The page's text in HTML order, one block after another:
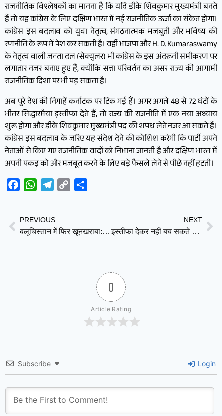
राजनीतिक विश्लेषकों का मानना है कि यदि डीके शिवकुमार मुख्यमंत्री बनते
हैं तो यह कांग्रेस के लिए दक्षिण भारत में नई राजनीतिक ऊर्जा का संकेत होगा।
कांग्रेस इस बदलाव को युवा नेतृत्व, संगठनात्मक मजबूती और भविष्य की
रणनीति के रूप में पेश कर सकती है। वहीं भाजपा और H. D. Kumaraswamy
के नेतृत्व वाली जनता दल (सेक्युलर) भी कांग्रेस के इस अंदरूनी समीकरण पर
लगातार नजर बनाए हुए हैं, क्योंकि सत्ता परिवर्तन का असर राज्य की आगामी
राजनीतिक दिशा पर भी पड़ सकता है।
अब पूरे देश की निगाहें कर्नाटक पर टिक गई हैं। अगर अगले 48 से 72 घंटों के
भीतर सिद्धारमैया इस्तीफा देते हैं, तो राज्य की राजनीति में एक नया अध्याय
शुरू होगा और डीके शिवकुमार मुख्यमंत्री पद की शपथ लेते नजर आ सकते हैं।
कांग्रेस इस बदलाव के जरिए यह संदेश देने की कोशिश करेगी कि पार्टी अपने
नेताओं से किए गए राजनीतिक वादों को निभाना जानती है और दक्षिण भारत में
अपनी पकड़ को और मजबूत करने के लिए बड़े फैसले लेने से पीछे नहीं हटती।
FacebookWhatsAppTelegram
Copy
PREVIOUS
बलूचिस्तान में फिर खूनखराबा: ट्रेन ब्लास्ट ने क्यों बढ़ाई पाकिस्तान की टेंशन?
NEXT
इस्तीफा देकर नहीं बच सकते दलबदलू विधायक! सुप्रीम कोर्ट की सख्त टिप्पणी से तमिलनाडु की राजनीति में भूचाल
0
Article Rating
Subscribe Login